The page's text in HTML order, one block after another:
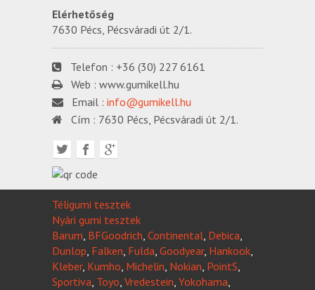
Elérhetőség
7630 Pécs, Pécsváradi út 2/1.
Telefon : +36 (30) 227 6161
Web : www.gumikell.hu
Email : info@gumikell.hu
Cím : 7630 Pécs, Pécsváradi út 2/1.
Téligumi tesztek
Nyári gumi tesztek
Barum BFGoodrich Continental Debica
Dunlop Falken Fulda Goodyear, Hankook
Kleber, Kumho Michelin Nokian PointS
Sportiva Toyo Vredestein Yokohama